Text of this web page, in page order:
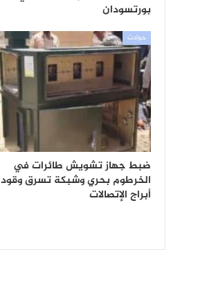
بورتسودان
حوادث
ضبط جهاز تشويش طائرات في
الخرطوم بحري وشبكة تسرق وقود
أبراج الإتصالات